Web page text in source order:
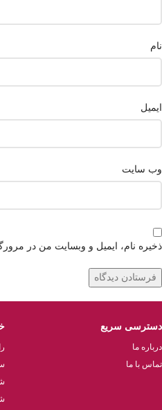
نام
ایمیل
وب‌ سایت
ذخیره نام، ایمیل و وبسایت من در
دسترسی سریع
درباره ما
تماس با ما